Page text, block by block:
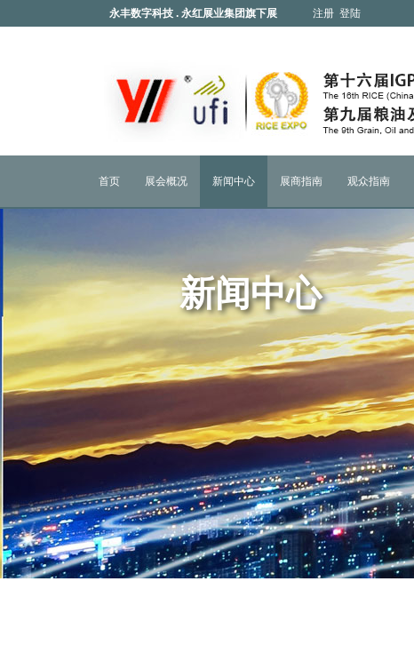
永丰数字科技 . 永红展业集团旗下展 注册 登陆
首页 展会概况 新闻中心 展商指南 观众指南
新闻中心